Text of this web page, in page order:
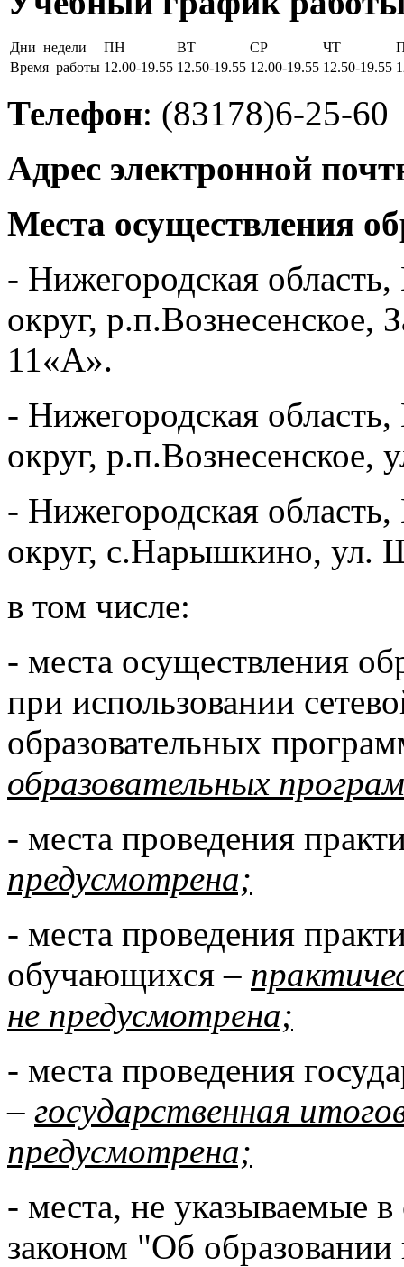
Дни недели ПН ВТ СР ЧТ
Время работы 12.00-19.55 12.50-19.55 12.00-19.55 12.50-19.55
Телефон: (83178)6-25-60
Адрес электронной
Места осуществления
- Нижегородская
округ, р.п.Вознесенское,
11«А».
- Нижегородская
округ, р.п.Вознесенское,
- Нижегородская
округ, с.Нарышкино, ул.
в том числе:
- места осуществления
при использовании
образовательных
образовательных
- места проведения
предусмотрена;
- места проведения
обучающихся –
не предусмотрена;
- места проведения
– государственная
предусмотрена;
- места, не указываемые
законом "Об